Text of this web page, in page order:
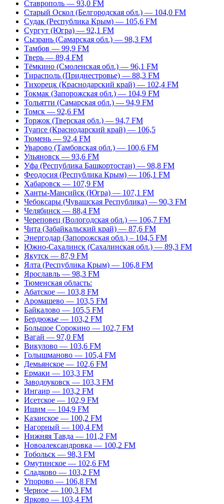
Ставрополь — 93,0 FM
Старый Оскол (Белгородская обл.) — 104,0 FM
Судак (Республика Крым) — 105,6 FM
Сургут (Югра) — 92,1 FM
Сызрань (Самарская обл.) — 98,3 FM
Тамбов — 99,9 FM
Тверь — 89,4 FM
Тёмкино (Смоленская обл.) — 96,1 FM
Тирасполь (Приднестровье) — 88,3 FM
Тихорецк (Краснодарский край) — 102,4 FM
Токмак (Запорожская обл.) — 104,9 FM
Тольятти (Самарская обл.) — 94,9 FM
Томск — 92,6 FM
Торжок (Тверская обл.) — 94,7 FM
Туапсе (Краснодарский край) — 106,5
Тюмень — 92,4 FM
Уварово (Тамбовская обл.) — 100,6 FM
Ульяновск — 93,6 FM
Уфа (Республика Башкортостан) — 98,8 FM
Феодосия (Республика Крым) — 106,1 FM
Хабаровск — 107,9 FM
Ханты-Мансийск (Югра) — 107,1 FM
Чебоксары (Чувашская Республика) — 90,3 FM
Челябинск — 88,4 FM
Череповец (Вологодская обл.) — 106,7 FM
Чита (Забайкальский край) — 87,6 FM
Энергодар (Запорожская обл.) – 104,5 FM
Южно-Сахалинск (Сахалинская обл.) — 89,3 FM
Якутск — 87,9 FM
Ялта (Республика Крым) — 106,8 FM
Ярославль — 98,3 FM
Тюменская область:
Абатское — 103,8 FM
Аромашево — 103,5 FM
Байкалово — 105,5 FM
Бердюжье — 103,2 FM
Большое Сорокино — 102,7 FM
Вагай — 97,0 FM
Викулово — 103,6 FM
Голышманово — 105,4 FM
Демьянское — 102,6 FM
Ермаки — 103,3 FM
Заводоуковск — 103,3 FM
Ингаир — 103,2 FM
Исетское — 102,9 FM
Ишим — 104,9 FM
Казанское — 100,2 FM
Нагорный — 100,4 FM
Нижняя Тавда — 101,2 FM
Новоалександровка — 100,2 FM
Тобольск — 98,3 FM
Омутинское — 102,6 FM
Сладково — 103,2 FM
Упорово — 106,8 FM
Черное — 100,3 FM
Ярково — 103,4 FM